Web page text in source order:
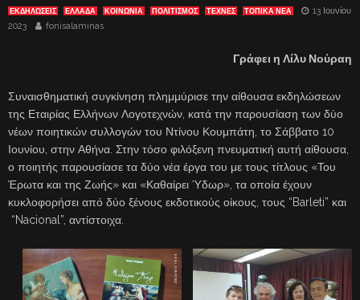
ΕΚΔΗΛΏΣΕΙΣ ΕΛΛΑΔΑ ΚΟΙΝΩΝΙΑ ΠΟΛΙΤΙΣΜΟΣ ΤΈΧΝΕΣ ΤΟΠΙΚΑ ΝΕΑ
13 Ιουνίου
2023
fonisalaminas
Γράφει η Λίλυ Νούραη
Συναισθηματική συγκίνηση πλημμύρισε την αίθουσα εκδηλώσεων
της Εταιρίας Ελλήνων Λογοτεχνών, κατά την παρουσίαση των δύο
νέων ποιητικών συλλογών του Ντίνου Κουμπάτη, το Σάββατο 10
Ιουνίου, στην Αθήνα. Στην τόσο φιλόξενη πνευματική αυτή αίθουσα,
ο ποιητής παρουσίασε τα δύο νέα έργα του με τους τίτλους «Του
Έρωτα και της Ζωής» και «Καθαίρει Ύδωρ», τα οποία έχουν
κυκλοφορήσει από δύο ξένους εκδοτικούς οίκους, τους “Barleti” και
“Nacional”, αντίστοιχα.